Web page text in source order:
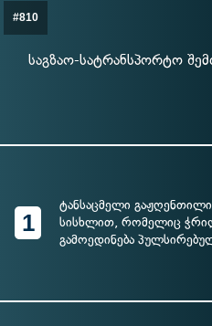
#810
საგზაო-სატრანსპორტო
1
ტანსაცმელი
სისხლით, რომელიც
გამოედინება